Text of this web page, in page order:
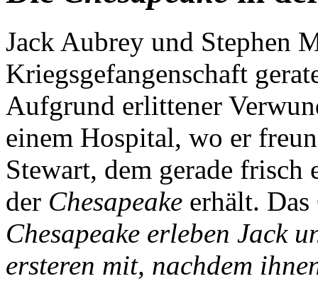
Jack Aubrey und Stephen
Kriegsgefangenschaft
Aufgrund erlittener
einem Hospital, wo er
Stewart, dem gerade frisch
der Chesapeake erhält.
Chesapeake erleben Jack
ersteren mit, nachdem